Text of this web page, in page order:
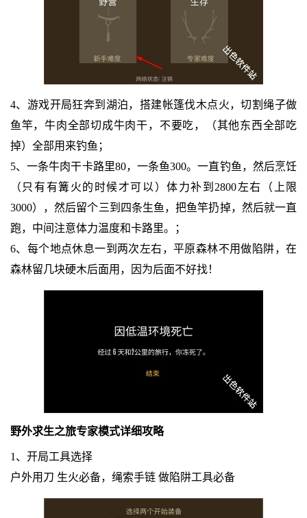
4、游戏开局狂奔到湖泊，搭建帐篷伐木点火，切割绳子做
鱼竿，牛肉全部切成牛肉干，不要吃，（其他东西全部吃
掉）全部用来钓鱼；
5、一条牛肉干卡路里80，一条鱼300。一直钓鱼，然后烹饪
（只有有篝火的时候才可以）体力补到2800左右（上限
3000），然后留个三到四条生鱼，把鱼竿扔掉，然后就一直
跑，中间注意体力温度和卡路里。；
6、每个地点休息一到两次左右，平原森林不用做陷阱，在
森林留几块硬木后面用，因为后面不好找！
野外求生之旅专家模式详细攻略
1、开局工具选择
户外用刀 生火必备，绳索手链 做陷阱工具必备